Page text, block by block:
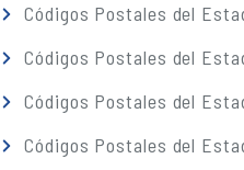
Códigos Postales del
Códigos Postales del
Códigos Postales del
Códigos Postales del